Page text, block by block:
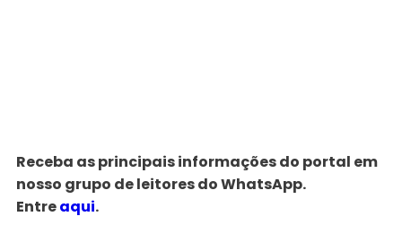
Receba as principais informações do portal em
nosso grupo de leitores do WhatsApp.
Entreaqui.